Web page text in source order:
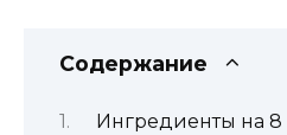
Содержание
Ингредиенты на